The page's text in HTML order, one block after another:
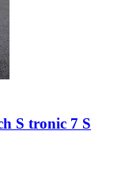
S tronic 7 S